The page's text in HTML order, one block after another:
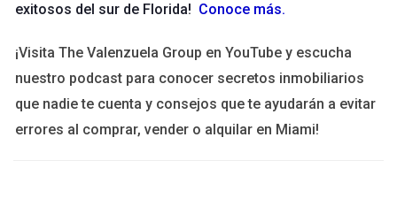
LLÁMAME AHORA
¿Te gustaría recibir asesoría personalizada para
optimizar tu producción? ¡Contáctame!
Estudio de caso 3
exitosos del sur de Florida! Conoce más.
¡Visita The Valenzuela Group en YouTube y escucha
nuestro podcast para conocer secretos inmobiliarios
que nadie te cuenta y consejos que te ayudarán a evitar
errores al comprar, vender o alquilar en Miami!